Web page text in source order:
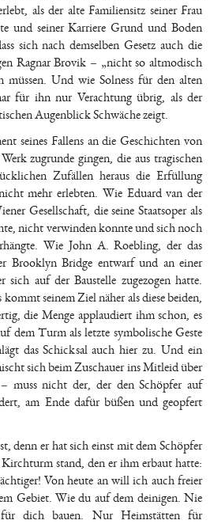
als der alte Familiensitz seiner Frau
und seiner Karriere Grund und Boden
sich nach demselben Gesetz auch die
Ragnar Brovik – „nicht so altmodisch
müssen. Und wie Solness für den alten
für ihn nur Verachtung übrig, als der
Augenblick Schwäche zeigt.
seines Fallens an die Geschichten von
zugrunde gingen, die aus tragischen
Zufällen heraus die Erfüllung
mehr erlebten. Wie Eduard van der
Gesellschaft, die seine Staatsoper als
nicht verwinden konnte und sich noch
Wie John A. Roebling, der das
Brooklyn Bridge entwarf und an einer
auf der Baustelle zugezogen hatte.
seinem Ziel näher als diese beiden,
die Menge applaudiert ihm schon, es
dem Turm als letzte symbolische Geste
das Schicksal auch hier zu. Und ein
sich beim Zuschauer ins Mitleid über
– muss nicht der, der den Schöpfer auf
am Ende dafür büßen und geopfert
denn er hat sich einst mit dem Schöpfer
stand, den er ihm erbaut hatte:
Von heute an will ich auch freier
Gebiet. Wie du auf dem deinigen. Nie
dich bauen. Nur Heimstätten für